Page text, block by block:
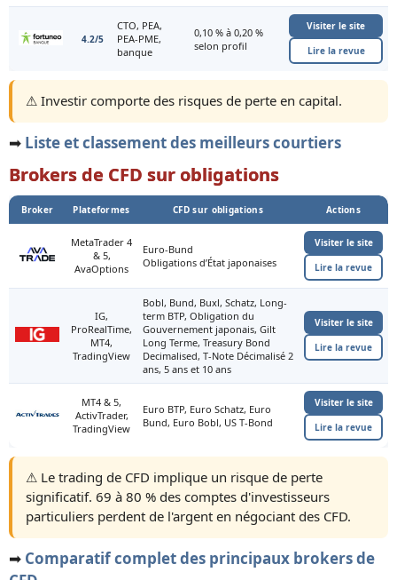
4.2/5
CTO, PEA,
PEA-PME,
banque
0,10 % à 0,20 %
selon profil
Visiter le site
Lire la revue
⚠️ Investir comporte des risques de perte en capital.
➡️ Liste et classement des meilleurs courtiers
Brokers de CFD sur obligations
Broker Plateformes CFD sur obligations Actions
MetaTrader 4
& 5,
AvaOptions
Euro-Bund
Obligations d’État japonaises
Visiter le site
Lire la revue
IG,
ProRealTime,
MT4,
TradingView
Bobl, Bund, Buxl, Schatz, Long-
term BTP, Obligation du
Gouvernement japonais, Gilt
Long Terme, Treasury Bond
Decimalised, T-Note Décimalisé 2
ans, 5 ans et 10 ans
Visiter le site
Lire la revue
MT4 & 5,
ActivTrader,
TradingView
Euro BTP, Euro Schatz, Euro
Bund, Euro Bobl, US T-Bond
Visiter le site
Lire la revue
⚠️ Le trading de CFD implique un risque de perte
significatif. 69 à 80 % des comptes d'investisseurs
particuliers perdent de l'argent en négociant des CFD.
➡️ Comparatif complet des principaux brokers de